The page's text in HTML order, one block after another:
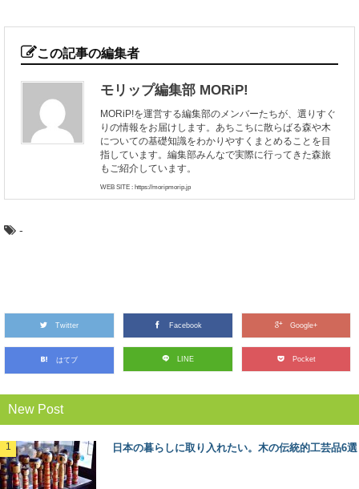
ーズ。 今回は、日本の木材の中でも特に耐久性...
意点
近年のお弁当ブームにも乗って、人気が出てきている木
の「曲げわっぱ」のお弁当箱。 なんとなくかっ...
木の産地ってどこ？都道府県別に見てみよう
で比べてみました
木材の種類には「針葉樹」と「広葉樹」があるのはご存
知ですか？ 針葉樹と広葉樹は、いったい何が違...
スギ（杉）：知っておきたい日本の木材～そ
日本人なら知っておきたい日本の木材をご紹介するシリ
この記事の編集者
モリップ編集部 MORiP!
MORiP!を運営する編集部のメンバーたちが、選りすぐ
りの情報をお届けします。あちこちに散らばる森や木
についての基礎知識をわかりやすくまとめることを目
指しています。編集部みんなで実際に行ってきた森旅
もご紹介しています。
WEB SITE : https://moripmorip.jp
-
Twitter Facebook Google+
はてブ LINE Pocket
New Post
日本の暮らしに取り入れたい。木の伝統的工芸品6選